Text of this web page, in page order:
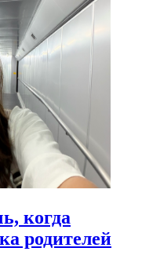
когда
родителей